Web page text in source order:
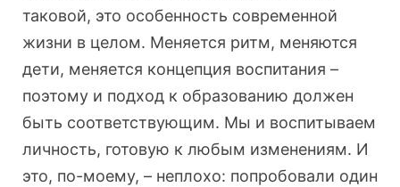
таковой, это особенность современной
жизни в целом. Меняется ритм, меняются
дети, меняется концепция воспитания –
поэтому и подход к образованию должен
быть соответствующим. Мы и воспитываем
личность, готовую к любым изменениям. И
это, по-моему, – неплохо: попробовали один